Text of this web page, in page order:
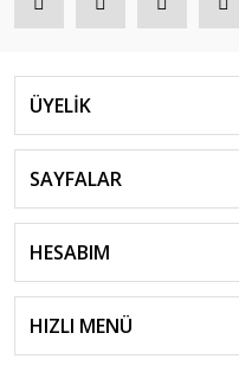
ÜYELİK
SAYFALAR
HESABIM
HIZLI MENÜ